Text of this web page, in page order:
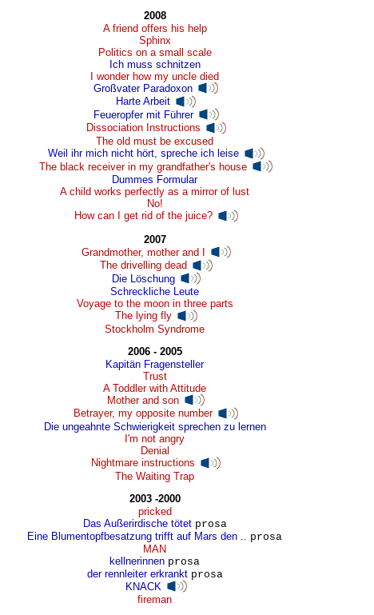
2008
A friend offers his help
Sphinx
Politics on a small scale
Ich muss schnitzen
I wonder how my uncle died
Großvater Paradoxon
Harte Arbeit
Feueropfer mit Führer
Dissociation Instructions
The old must be excused
Weil ihr mich nicht hört, spreche ich leise
The black receiver in my grandfather's house
Dummes Formular
A child works perfectly as a mirror of lust
No!
How can I get rid of the juice?
2007
Grandmother, mother and I
The drivelling dead
Die Löschung
Schreckliche Leute
Voyage to the moon in three parts
The lying fly
Stockholm Syndrome
2006 - 2005
Kapitän Fragensteller
Trust
A Toddler with Attitude
Mother and son
Betrayer, my opposite number
Die ungeahnte Schwierigkeit sprechen zu lernen
I'm not angry
Denial
Nightmare instructions
The Waiting Trap
2003 -2000
pricked
Das Außerirdische tötet prosa
Eine Blumentopfbesatzung trifft auf Mars den ..
prosa
MAN
kellnerinnen prosa
der rennleiter erkrankt prosa
KNACK
fireman